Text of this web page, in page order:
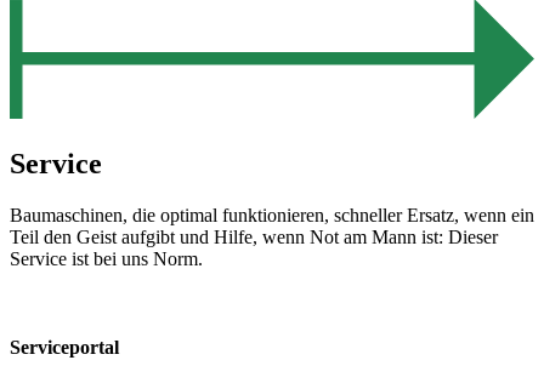
Service
Baumaschinen, die optimal funktionieren, schneller Ersatz, wenn ein
Teil den Geist aufgibt und Hilfe, wenn Not am Mann ist: Dieser
Service ist bei uns Norm.
Serviceportal